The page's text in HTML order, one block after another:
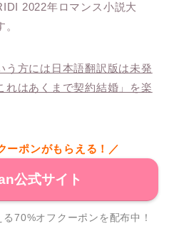
2022年ロマンス小説大
う方には日本語翻訳版は未発
れはあくまで契約結婚」を楽
ーポンがもらえる！／
公式サイト
70%オフクーポンを配布中！